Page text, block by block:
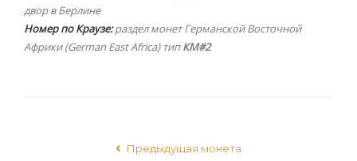
двор в Берлине
Номер по Краузе: раздел монет Германской Восточной
Африки (German East Africa) типКМ#2
Предыдущая монета